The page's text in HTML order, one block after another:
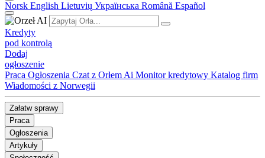
Norsk English Lietuvių Українська Română Español
Kredyty
pod kontrolą
Dodaj
ogłoszenie
Praca Ogłoszenia Czat z Orłem Ai Monitor kredytowy Katalog firm
Wiadomości z Norwegii
Załatw sprawy
Praca
Ogłoszenia
Artykuły